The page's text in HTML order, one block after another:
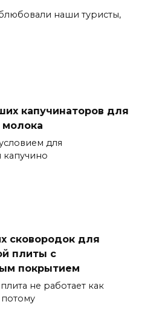
наши туристы,
капучинаторов для
молока
для
капучино
сковородок для
плиты с
покрытием
не работает как